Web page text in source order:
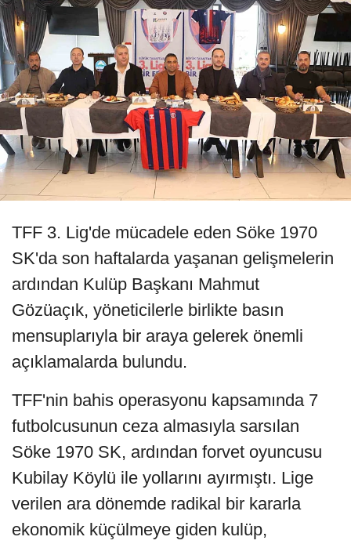
TFF 3. Lig'de mücadele eden Söke 1970
SK'da son haftalarda yaşanan gelişmelerin
ardından Kulüp Başkanı Mahmut
Gözüaçık, yöneticilerle birlikte basın
mensuplarıyla bir araya gelerek önemli
açıklamalarda bulundu.
TFF'nin bahis operasyonu kapsamında 7
futbolcusunun ceza almasıyla sarsılan
Söke 1970 SK, ardından forvet oyuncusu
Kubilay Köylü ile yollarını ayırmıştı. Lige
verilen ara dönemde radikal bir kararla
ekonomik küçülmeye giden kulüp,